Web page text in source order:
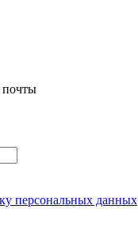
почты
персональных данных